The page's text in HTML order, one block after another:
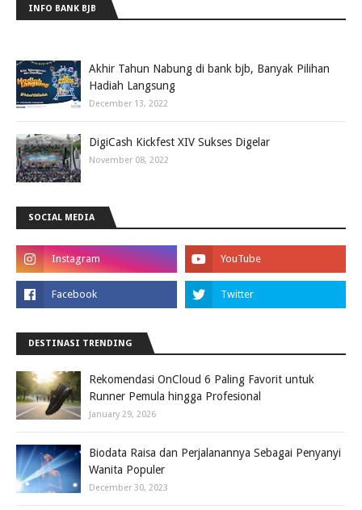
INFO BANK BJB
Akhir Tahun Nabung di bank bjb, Banyak Pilihan
Hadiah Langsung
December 13, 2022
DigiCash Kickfest XIV Sukses Digelar
November 08, 2022
SOCIAL MEDIA
DESTINASI TRENDING
Rekomendasi OnCloud 6 Paling Favorit untuk
Runner Pemula hingga Profesional
January 29, 2026
Biodata Raisa dan Perjalanannya Sebagai Penyanyi
Wanita Populer
December 30, 2023